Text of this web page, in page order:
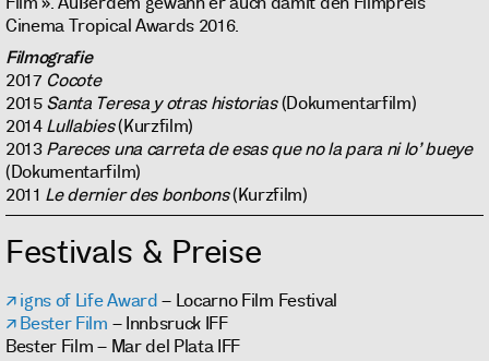
Cinema Tropical Awards 2016.
Filmografie
2017 Cocote
2015Santa Teresa y otras historias(Dokumentarfilm)
2014Lullabies(Kurzfilm)
2013Pareces una carreta de esas que no la para ni lo’ bueye
(Dokumentarfilm)
2011 Le dernier des bonbons(Kurzfilm)
Festivals & Preise
igns of Life Award– Locarno Film Festival
Bester Film – Innbsruck IFF
Bester Film – Mar del Plata IFF